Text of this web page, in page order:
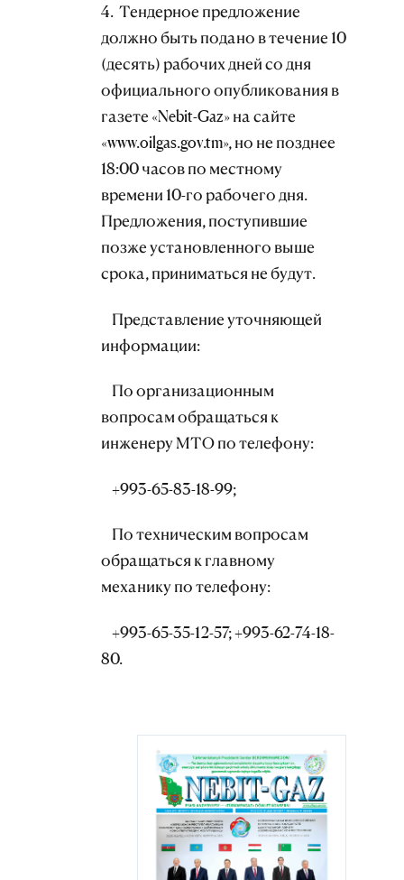
4. Тендерное предложение
должно быть подано в течение 10
(десять) рабочих дней со дня
официального опубликования в
газете «Nebit-Gaz» на сайте
«www.oilgas.gov.tm», но не позднее
18:00 часов по местному
времени 10-го рабочего дня.
Предложения, поступившие
позже установленного выше
срока, приниматься не будут.
Представление уточняющей
информации:
По организационным
вопросам обращаться к
инженеру МТО по телефону:
+993-65-83-18-99;
По техническим вопросам
обращаться к главному
механику по телефону:
+993-65-35-12-57; +993-62-74-18-
80.